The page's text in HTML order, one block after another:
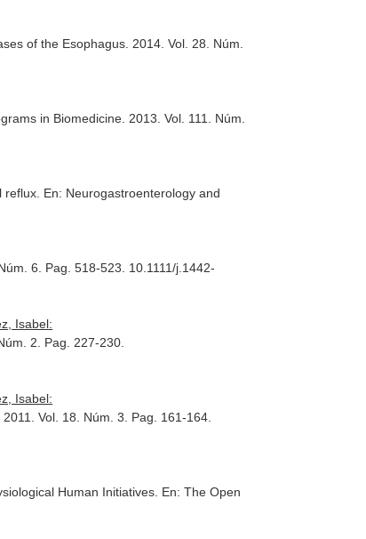
of the Esophagus . 2014. Vol. 28. Núm.
in Biomedicine . 2013. Vol. 111. Núm.
En: Neurogastroenterology and
6. Pag. 518-523. 10.1111/j.1442-
Isabel:
2. Pag. 227-230.
Isabel:
. 2011. Vol. 18. Núm. 3. Pag. 161-164.
Human Initiatives. En: The Open